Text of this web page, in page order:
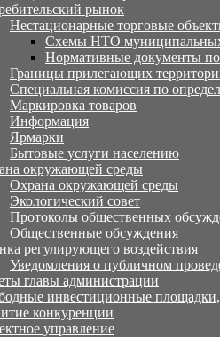
рынок
Нестационарные торговые
Схемы НТО муниципальных
Нормативные документы
Границы прилегающих
Специальная комиссия по
Маркировка товаров
Информация
Ярмарки
Бытовые услуги населению
окружающей среды
Охрана окружающей среды
Экологический совет
Протоколы общественных
Общественные обсуждения
регулирующего воздействия
Уведомления о публичном
главы администрации
инвестиционные
конкуренции
управление